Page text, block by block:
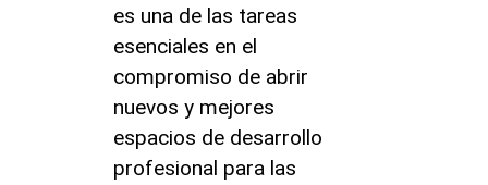
es una de las tareas
esenciales en el
compromiso de abrir
nuevos y mejores
espacios de desarrollo
profesional para las